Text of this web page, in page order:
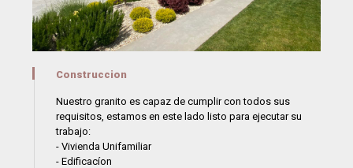
Construccion
Nuestro granito es capaz de cumplir con todos sus
requisitos, estamos en este lado listo para ejecutar su
trabajo:
- Vivienda Unifamiliar
- Edificacíon